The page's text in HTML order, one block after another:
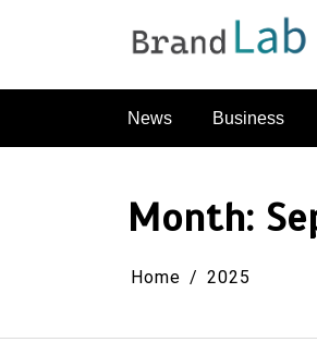
News Business
Month:
Home 2025